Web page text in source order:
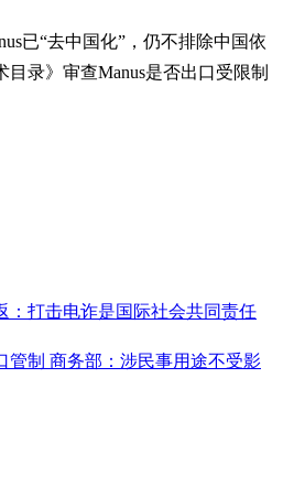
已“去中国化”，仍不排除中国依
录》审查Manus是否出口受限制
：打击电诈是国际社会共同责任
管制 商务部：涉民事用途不受影